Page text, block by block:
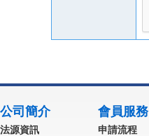
公司簡介
法源資訊
會員服務
申請流程